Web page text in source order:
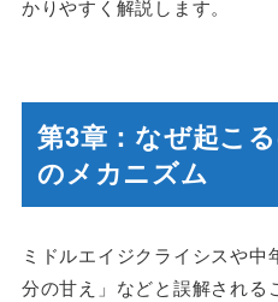
かりやすく解説します。
第3章：なぜ起こ
のメカニズム
ミドルエイジクライシスや
分の甘え」などと誤解される